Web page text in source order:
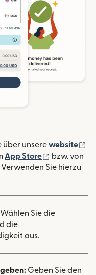
über unserewebsite
App Store (wird in
bzw. von
neuen Fenster
Sie hierzu
Wählen Sie die
die
aus.
Geben Sie den